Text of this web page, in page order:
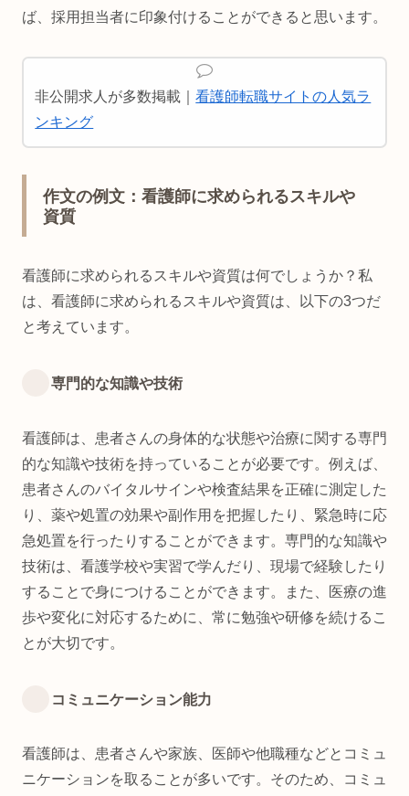
ば、採用担当者に印象付けることができると思います。
非公開求人が多数掲載｜看護師転職サイトの人気ラ
ンキング
作文の例文：看護師に求められるスキルや
資質
看護師に求められるスキルや資質は何でしょうか？私
は、看護師に求められるスキルや資質は、以下の3つだ
と考えています。
専門的な知識や技術
看護師は、患者さんの身体的な状態や治療に関する専門
的な知識や技術を持っていることが必要です。例えば、
患者さんのバイタルサインや検査結果を正確に測定した
り、薬や処置の効果や副作用を把握したり、緊急時に応
急処置を行ったりすることができます。専門的な知識や
技術は、看護学校や実習で学んだり、現場で経験したり
することで身につけることができます。また、医療の進
歩や変化に対応するために、常に勉強や研修を続けるこ
とが大切です。
コミュニケーション能力
看護師は、患者さんや家族、医師や他職種などとコミュ
ニケーションを取ることが多いです。そのため、コミュ